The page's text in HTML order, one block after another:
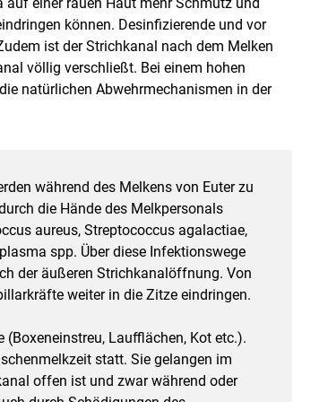
können. Desinfizierende und vor
ist der Strichkanal nach dem Melken
völlig verschließt. Bei einem hohen
natürlichen Abwehrmechanismen in der
während des Melkens von Euter zu
die Hände des Melkpersonals
aureus, Streptococcus agalactiae,
spp. Über diese Infektionswege
der äußeren Strichkanalöffnung. Von
weiter in die Zitze eindringen.
(Boxeneinstreu, Laufflächen, Kot etc.).
statt. Sie gelangen im
offen ist und zwar während oder